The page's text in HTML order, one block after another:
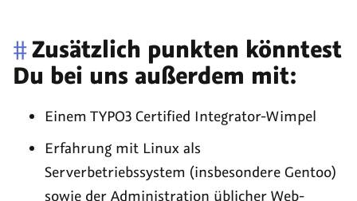
#Zusätzlich punkten könntest
Du bei uns außerdem mit:
Einem TYPO3 Certified Integrator-Wimpel
Erfahrung mit Linux als
Serverbetriebssystem (insbesondere Gentoo)
sowie der Administration üblicher Web-